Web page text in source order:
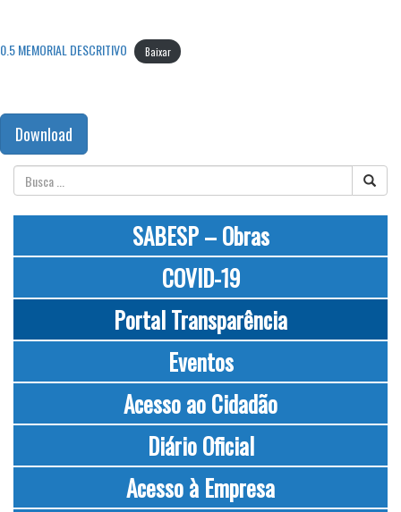
0.5 MEMORIAL DESCRITIVO Baixar
Download
SABESP – Obras
COVID-19
Portal Transparência
Eventos
Acesso ao Cidadão
Diário Oficial
Acesso à Empresa